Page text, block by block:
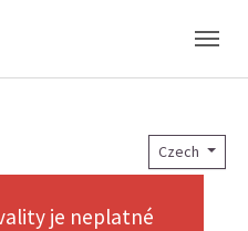
Czech
je neplatné